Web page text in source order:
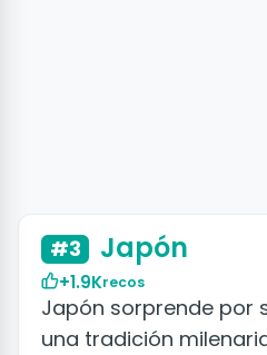
#3 Japón
+1.9Krecos
Japón sorprende por
una tradición